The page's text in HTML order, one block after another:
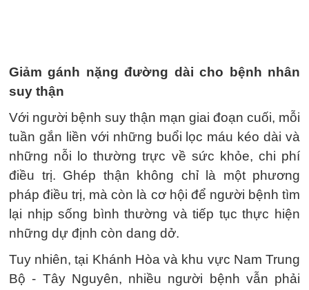
Giảm gánh nặng đường dài cho bệnh nhân
suy thận
Với người bệnh suy thận mạn giai đoạn cuối, mỗi
tuần gắn liền với những buổi lọc máu kéo dài và
những nỗi lo thường trực về sức khỏe, chi phí
điều trị. Ghép thận không chỉ là một phương
pháp điều trị, mà còn là cơ hội để người bệnh tìm
lại nhịp sống bình thường và tiếp tục thực hiện
những dự định còn dang dở.
Tuy nhiên, tại Khánh Hòa và khu vực Nam Trung
Bộ - Tây Nguyên, nhiều người bệnh vẫn phải